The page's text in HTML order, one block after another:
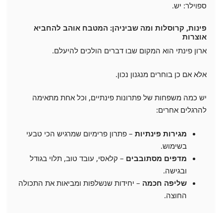
ספוילר: יש.
פינות, קרוסלות ומה שביניהן: המטבח אוהב להחביא
אוצרות
ארון פינתי הוא המקום שבו דברים הולכים להיעלם.
אלא אם כן בוחרים מנגנון נכון.
יש כמה משפחות של פתרונות פינתיים, וכל אחת מתאימה
להרגלים אחרים:
מגירות פינתיות – פתרון פרימיום שמרגיש הכי טבעי
בשימוש.
מדפים מסתובבים – קלאסי, עובד טוב, תלוי בגודל
ובגישה.
שליפה חכמה – יחידות שנשלפות ומביאות את התכולה
החוצה.